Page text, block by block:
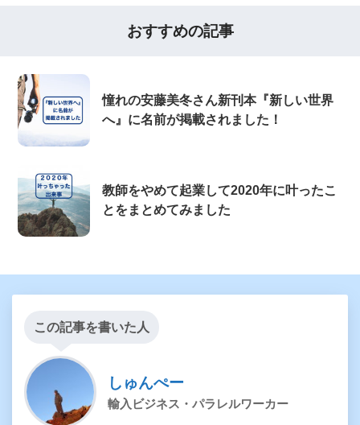
おすすめの記事
憧れの安藤美冬さん新刊本『新しい世界
へ』に名前が掲載されました！
教師をやめて起業して2020年に叶ったこ
とをまとめてみました
この記事を書いた人
しゅんぺー
輸入ビジネス・パラレルワーカー